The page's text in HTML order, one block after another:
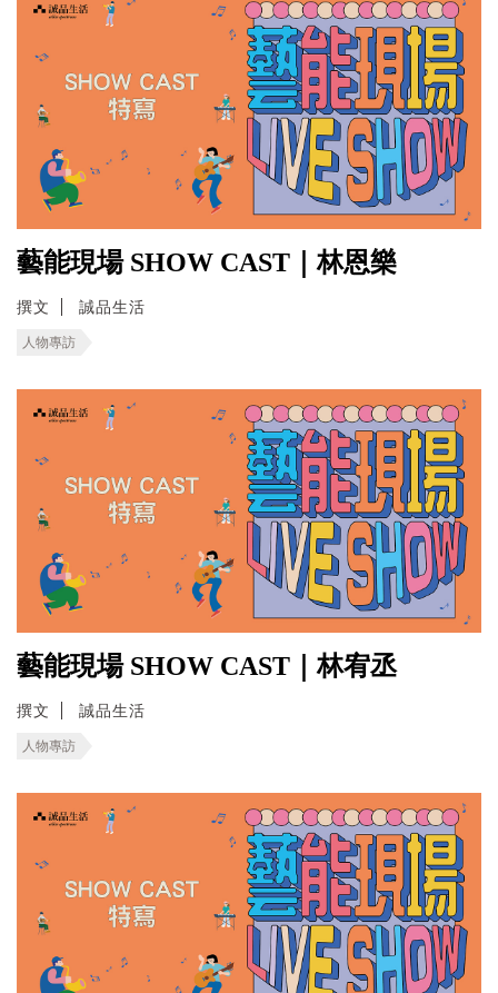
藝能現場 SHOW CAST｜林恩樂
撰文 誠品生活
人物專訪
藝能現場 SHOW CAST｜林宥丞
撰文 誠品生活
人物專訪